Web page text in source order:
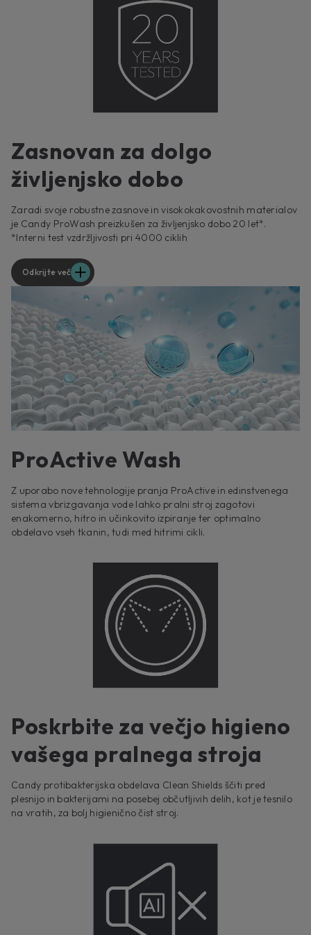
Zasnovan za dolgo
življenjsko dobo
Zaradi svoje robustne zasnove in visokokakovostnih materialov
je Candy ProWash preizkušen za življenjsko dobo 20 let*.
*Interni test vzdržljivosti pri 4000 ciklih
Odkrijte več
ProActive Wash
Z uporabo nove tehnologije pranja ProActive in edinstvenega
sistema vbrizgavanja vode lahko pralni stroj zagotovi
enakomerno, hitro in učinkovito izpiranje ter optimalno
obdelavo vseh tkanin, tudi med hitrimi cikli.
Poskrbite za večjo higieno
vašega pralnega stroja
Candy protibakterijska obdelava Clean Shields ščiti pred
plesnijo in bakterijami na posebej občutljivih delih, kot je tesnilo
na vratih, za bolj higienično čist stroj.